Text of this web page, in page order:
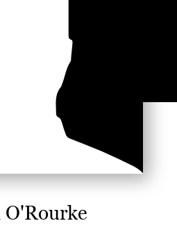
O'Rourke